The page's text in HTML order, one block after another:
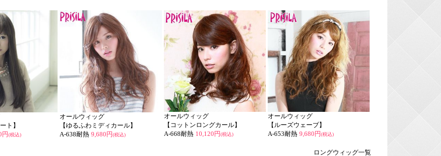
ト】
円(税込)
オールウィッグ
【ゆるふわミディカール】
A-638耐熱 9,680円(税込)
オールウィッグ
【コットンロングカール】
A-668耐熱 10,120円(税込)
オールウィッグ
【ルーズウェーブ】
A-653耐熱 9,680円(税込)
ロングウィッグ一覧